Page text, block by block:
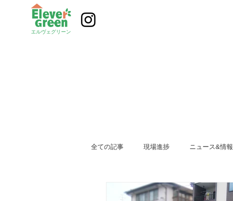
エルヴェグリーン
全ての記事 現場進捗 ニュース&情報